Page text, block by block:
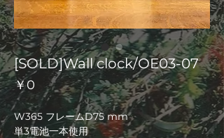
[SOLD]Wall clock/OE03-07
￥0 価
格
W365 フレームD75 mm
単3電池一本使用